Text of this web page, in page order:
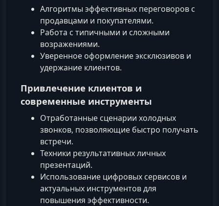
Алгоритмы эффективных переговоров с
продавцами и покупателями.
Работа с типичными и сложными
возражениями.
Уверенное оформление эксклюзивов и
удержание клиентов.
Привлечение клиентов и
современные инструменты
Отработанные сценарии холодных
звонков, позволяющие быстро получать
встречи.
Техники результативных личных
презентаций.
Использование цифровых сервисов и
актуальных инструментов для
повышения эффективности.